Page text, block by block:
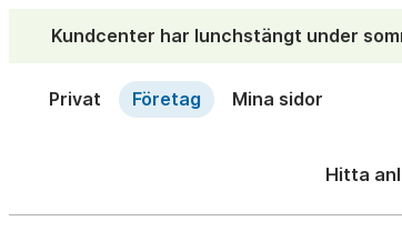
Kundcenter har lunchstängt under
Privat Företag Mina sidor
Hitta